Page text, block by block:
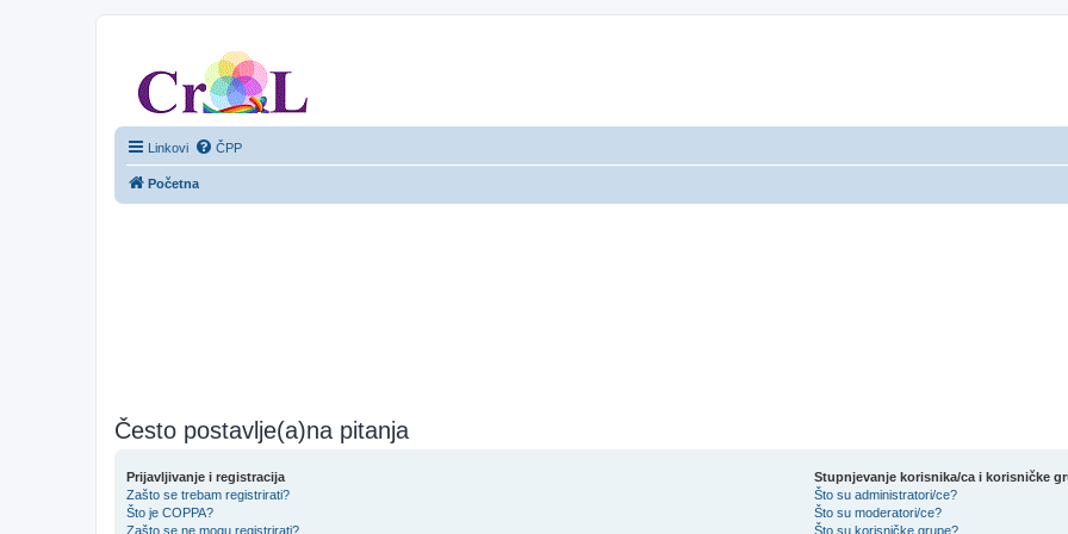
Linkovi ČPP
Početna
Često postavlje(a)na pitanja
Prijavljivanje i registracija
Zašto se trebam registrirati?
Što je COPPA?
Zašto se ne mogu registrirati?
Stupnjevanje korisnika/ca i korisničke
Što su administratori/ce?
Što su moderatori/ce?
Što su korisničke grupe?